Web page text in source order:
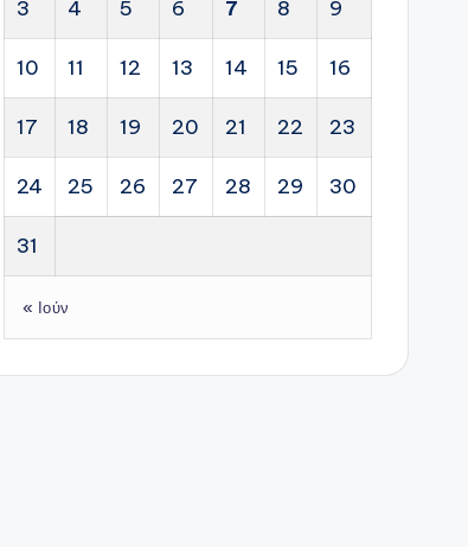
3 4 5 6 7 8 9
10 11 12 13 14 15 16
17 18 19 20 21 22 23
24 25 26 27 28 29 30
31
« Ιούν